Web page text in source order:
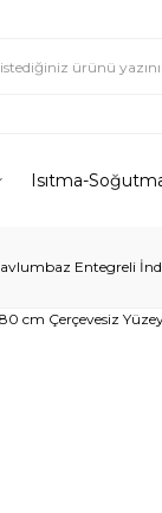
Isıtma-
Entegreli